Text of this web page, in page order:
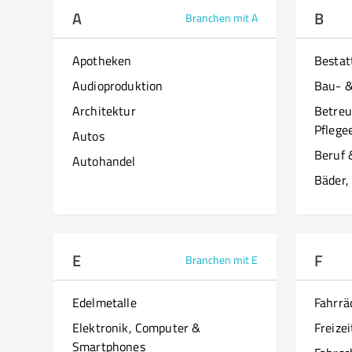
A Branchen mit A
Apotheken
Audioproduktion
Architektur
Autos
Autohandel
B
Bau-
Beruf
E Branchen mit E
Edelmetalle
Elektronik, Computer &
Smartphones
F